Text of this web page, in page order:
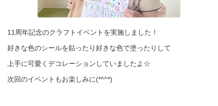
11周年記念のクラフトイベントを実施しました！
好きな色のシールを貼ったり好きな色で塗ったりして
上手に可愛くデコレーションしていましたよ☆
次回のイベントもお楽しみに(*^^*)